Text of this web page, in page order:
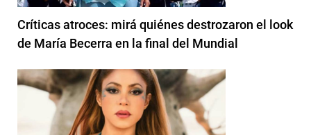
Críticas atroces: mirá quiénes destrozaron el look
de María Becerra en la final del Mundial